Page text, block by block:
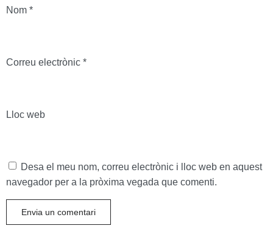
Nom *
Correu electrònic *
Lloc web
Desa el meu nom, correu electrònic i lloc web en aquest
navegador per a la pròxima vegada que comenti.